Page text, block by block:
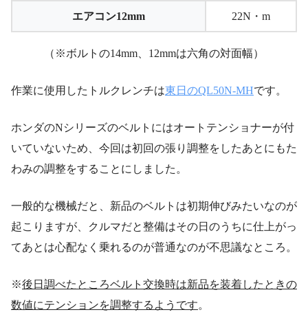
エアコン12mm 22N・m
（※ボルトの14mm、12mmは六角の対面幅）
作業に使用したトルクレンチは東日のQL50N-MHです。
ホンダのNシリーズのベルトにはオートテンショナーが付
いていないため、今回は初回の張り調整をしたあとにもた
わみの調整をすることにしました。
一般的な機械だと、新品のベルトは初期伸びみたいなのが
起こりますが、クルマだと整備はその日のうちに仕上がっ
てあとは心配なく乗れるのが普通なのが不思議なところ。
※後日調べたところベルト交換時は新品を装着したときの
数値にテンションを調整するようです。